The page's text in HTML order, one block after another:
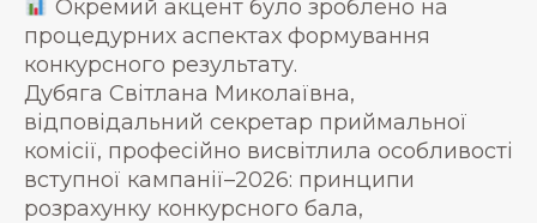
Окремий акцент було зроблено на
процедурних аспектах формування
конкурсного результату.
Дубяга Світлана Миколаївна,
відповідальний секретар приймальної
комісії, професійно висвітлила особливості
вступної кампанії–2026: принципи
розрахунку конкурсного бала,